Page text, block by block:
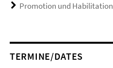
Promotion und Habilitation
TERMINE/DATES